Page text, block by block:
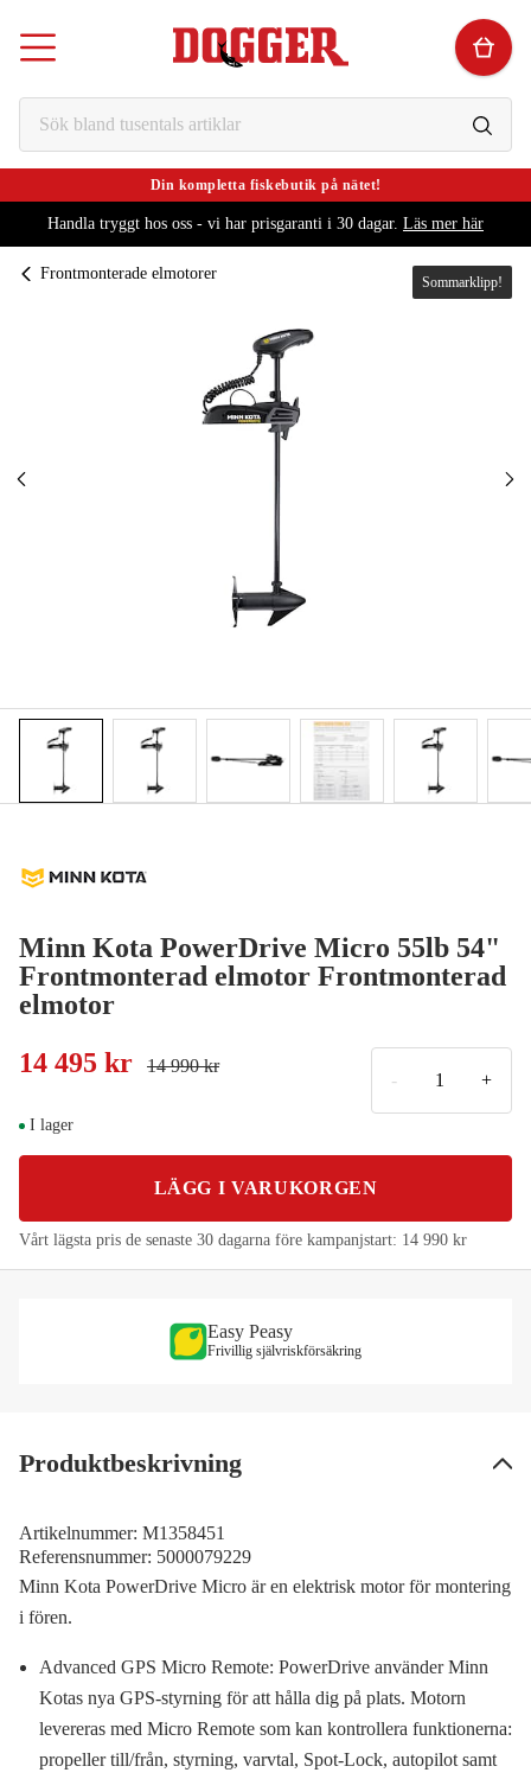
Din kompletta fiskebutik på nätet!
Handla tryggt hos oss - vi har prisgaranti i 30 dagar. Läs mer här
Frontmonterade elmotorer Sommarklipp!
Minn Kota PowerDrive Micro 55lb 54"
Frontmonterad elmotor Frontmonterad
elmotor
14 495 kr
14 990 kr
- +
I lager
LÄGG I VARUKORGEN
Vårt lägsta pris de senaste 30 dagarna före kampanjstart: 14 990 kr
Easy Peasy
Frivillig självriskförsäkring
Produktbeskrivning
Artikelnummer: M1358451
Referensnummer: 5000079229
Minn Kota PowerDrive Micro är en elektrisk motor för montering
i fören.
Advanced GPS Micro Remote: PowerDrive använder Minn
Kotas nya GPS-styrning för att hålla dig på plats. Motorn
levereras med Micro Remote som kan kontrollera funktionerna:
propeller till/från, styrning, varvtal, Spot-Lock, autopilot samt